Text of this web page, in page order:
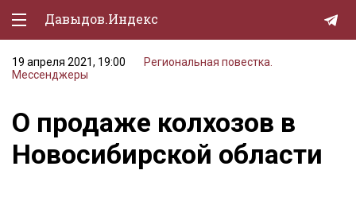
Давыдов.Индекс
Политическая жизнь
Природа
19 апреля 2021, 19:00
Региональная повестка.
Мессенджеры
О продаже колхозов в
Новосибирской области